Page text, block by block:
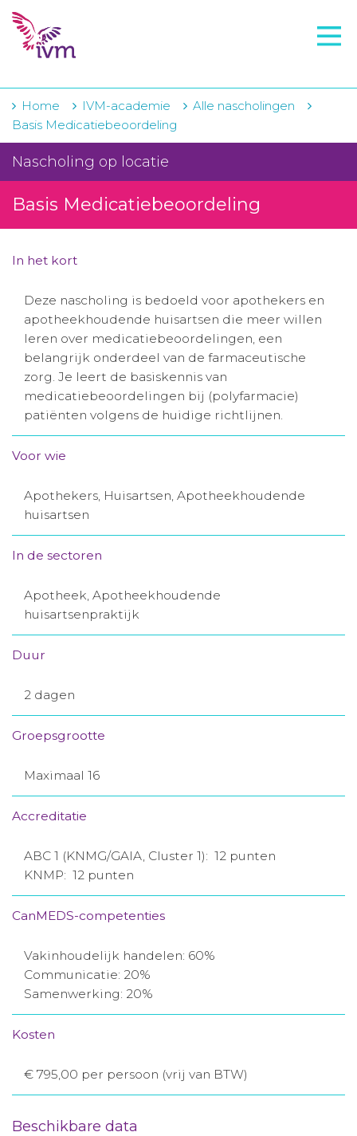
VMI
IVM-academie
Zorginstellingen
Voorschrijfgedrag
Projecten
Contact
Winkelwagentje
Aanmelden nieuwsbrief
Home IVM-academie
Alle nascholingen
Basis Medicatiebeoordeling
Nascholing op locatie
Basis Medicatiebeoordeling
In het kort
Deze nascholing is bedoeld voor apothekers en
apotheekhoudende huisartsen die meer willen
leren over medicatiebeoordelingen, een
belangrijk onderdeel van de farmaceutische
zorg. Je leert de basiskennis van
medicatiebeoordelingen bij (polyfarmacie)
patiënten volgens de huidige richtlijnen.
Voor wie
Apothekers, Huisartsen, Apotheekhoudende
huisartsen
In de sectoren
Apotheek, Apotheekhoudende
huisartsenpraktijk
Duur
2 dagen
Groepsgrootte
Maximaal 16
Accreditatie
ABC 1 (KNMG/GAIA, Cluster 1): 12 punten
KNMP: 12 punten
CanMEDS-competenties
Vakinhoudelijk handelen: 60%
Communicatie: 20%
Samenwerking: 20%
Kosten
€ 795,00 per persoon (vrij van BTW)
Beschikbare data